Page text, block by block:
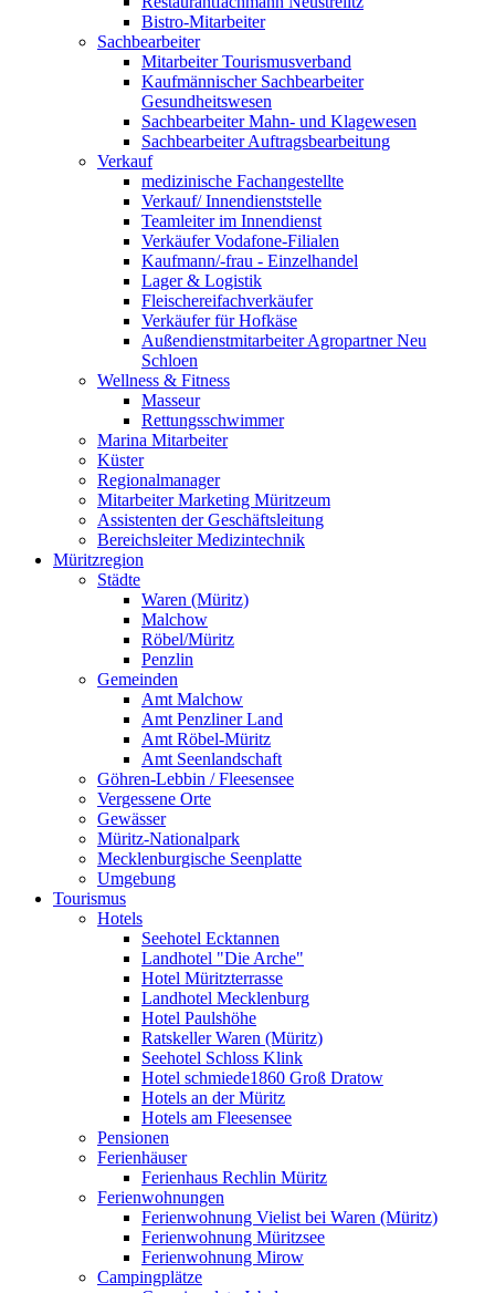
Bistro-Mitarbeiter
Sachbearbeiter
Mitarbeiter Tourismusverband
Kaufmännischer Sachbearbeiter
Gesundheitswesen
Sachbearbeiter Mahn- und Klagewesen
Sachbearbeiter Auftragsbearbeitung
Verkauf
medizinische Fachangestellte
Verkauf/ Innendienststelle
Teamleiter im Innendienst
Verkäufer Vodafone-Filialen
Kaufmann/-frau - Einzelhandel
Lager & Logistik
Fleischereifachverkäufer
Verkäufer für Hofkäse
Außendienstmitarbeiter Agropartner Neu
Schloen
Wellness & Fitness
Masseur
Rettungsschwimmer
Marina Mitarbeiter
Küster
Regionalmanager
Mitarbeiter Marketing Müritzeum
Assistenten der Geschäftsleitung
Bereichsleiter Medizintechnik
Müritzregion
Städte
Waren (Müritz)
Malchow
Röbel/Müritz
Penzlin
Gemeinden
Amt Malchow
Amt Penzliner Land
Amt Röbel-Müritz
Amt Seenlandschaft
Göhren-Lebbin / Fleesensee
Vergessene Orte
Gewässer
Müritz-Nationalpark
Mecklenburgische Seenplatte
Umgebung
Tourismus
Hotels
Seehotel Ecktannen
Landhotel "Die Arche"
Hotel Müritzterrasse
Landhotel Mecklenburg
Hotel Paulshöhe
Ratskeller Waren (Müritz)
Seehotel Schloss Klink
Hotel schmiede1860 Groß Dratow
Hotels an der Müritz
Hotels am Fleesensee
Pensionen
Ferienhäuser
Ferienhaus Rechlin Müritz
Ferienwohnungen
Ferienwohnung Vielist bei Waren (Müritz)
Ferienwohnung Müritzsee
Ferienwohnung Mirow
Campingplätze